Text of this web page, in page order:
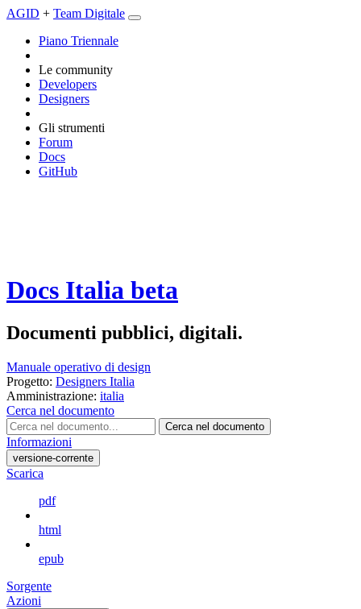
AGID + Team Digitale
Piano Triennale
Le community
Developers
Designers
Gli strumenti
Forum
Docs
GitHub
Docs Italia beta
Documenti pubblici, digitali.
Manuale operativo di design
Progetto: Designers Italia
Amministrazione: italia
Cerca nel documento
Cerca nel documento
Informazioni
versione-corrente
Scarica
pdf
html
epub
Sorgente
Azioni